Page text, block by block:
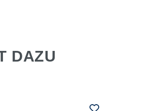
DAZU